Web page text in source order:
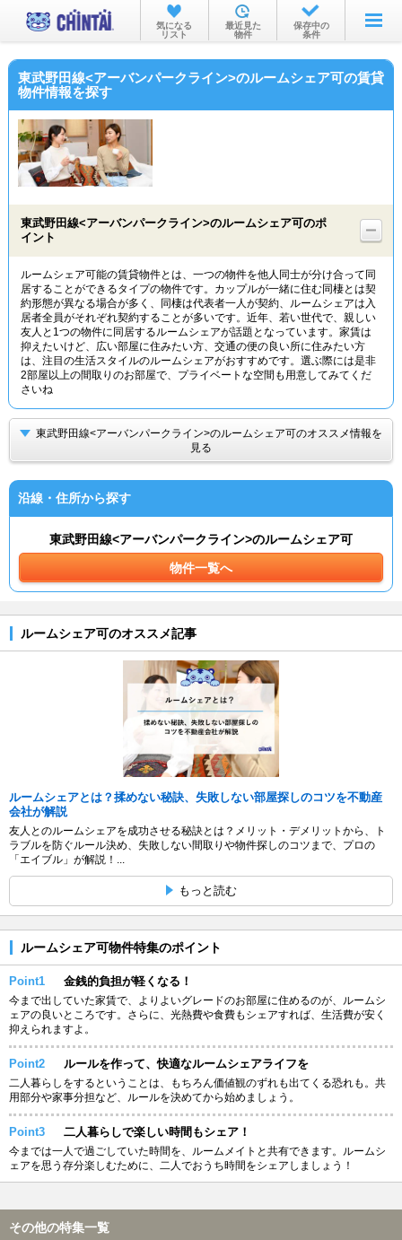
お部屋を探す
沿線・駅から
不動産会社から
気になる
リスト
最近見た
物件
保存中の
条件
東武野田線<アーバンパークライン>のルームシェア可の賃貸
物件情報を探す
東武野田線<アーバンパークライン>のルームシェア可のポ
イント
ルームシェア可能の賃貸物件とは、一つの物件を他人同士が分け合って同
居することができるタイプの物件です。カップルが一緒に住む同棲とは契
約形態が異なる場合が多く、同棲は代表者一人が契約、ルームシェアは入
居者全員がそれぞれ契約することが多いです。近年、若い世代で、親しい
友人と1つの物件に同居するルームシェアが話題となっています。家賃は
抑えたいけど、広い部屋に住みたい方、交通の便の良い所に住みたい方
は、注目の生活スタイルのルームシェアがおすすめです。選ぶ際には是非
2部屋以上の間取りのお部屋で、プライベートな空間も用意してみてくだ
さいね
東武野田線<アーバンパークライン>のルームシェア可のオススメ情報を
見る
沿線・住所から探す
東武野田線<アーバンパークライン>のルームシェア可
物件一覧へ
ルームシェア可のオススメ記事
ルームシェアとは？揉めない秘訣、失敗しない部屋探しのコツを不動産
会社が解説
友人とのルームシェアを成功させる秘訣とは？メリット・デメリットから、ト
ラブルを防ぐルール決め、失敗しない間取りや物件探しのコツまで、プロの
「エイブル」が解説！...
もっと読む
ルームシェア可物件特集のポイント
Point1 金銭的負担が軽くなる！
今まで出していた家賃で、よりよいグレードのお部屋に住めるのが、ルームシ
ェアの良いところです。さらに、光熱費や食費もシェアすれば、生活費が安く
抑えられますよ。
Point2 ルールを作って、快適なルームシェアライフを
二人暮らしをするということは、もちろん価値観のずれも出てくる恐れも。共
用部分や家事分担など、ルールを決めてから始めましょう。
Point3 二人暮らしで楽しい時間もシェア！
今までは一人で過ごしていた時間を、ルームメイトと共有できます。ルームシ
ェアを思う存分楽しむために、二人でおうち時間をシェアしましょう！
その他の特集一覧